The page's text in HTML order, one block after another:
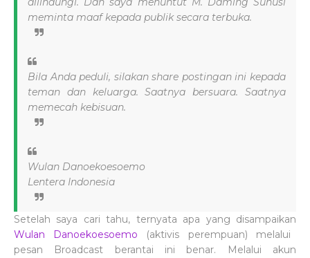
meminta maaf kepada publik secara terbuka.
Bila Anda peduli, silakan share postingan ini kepada
teman dan keluarga. Saatnya bersuara. Saatnya
memecah kebisuan.
Wulan Danoekoesoemo
Lentera Indonesia
Setelah saya cari tahu, ternyata apa yang disampaikan
Wulan Danoekoesoemo (aktivis perempuan) melalui
pesan Broadcast berantai ini benar. Melalui akun